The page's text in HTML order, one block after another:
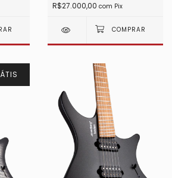
R$27.000,00 com Pix